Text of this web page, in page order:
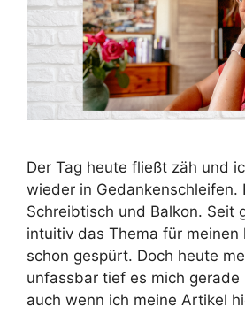
Der Tag heute fließt zäh und
wieder in Gedankenschleifen.
Schreibtisch und Balkon. Seit
intuitiv das Thema für meinen
schon gespürt. Doch heute
unfassbar tief es mich
auch wenn ich meine Artikel